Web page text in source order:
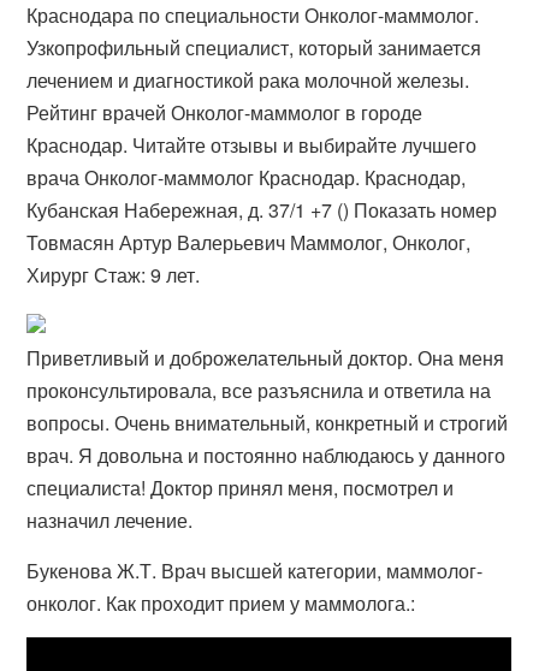
Краснодара по специальности Онколог-маммолог.
Узкопрофильный специалист, который занимается
лечением и диагностикой рака молочной железы.
Рейтинг врачей Онколог-маммолог в городе
Краснодар. Читайте отзывы и выбирайте лучшего
врача Онколог-маммолог Краснодар. Краснодар,
Кубанская Набережная, д. 37/1 +7 () Показать номер
Товмасян Артур Валерьевич Маммолог, Онколог,
Хирург Стаж: 9 лет.
Приветливый и доброжелательный доктор. Она меня
проконсультировала, все разъяснила и ответила на
вопросы. Очень внимательный, конкретный и строгий
врач. Я довольна и постоянно наблюдаюсь у данного
специалиста! Доктор принял меня, посмотрел и
назначил лечение.
Букенова Ж.Т. Врач высшей категории, маммолог-
онколог. Как проходит прием у маммолога.: